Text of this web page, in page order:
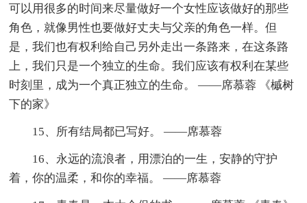
可以用很多的时间来尽量做好一个女性应该做好的那些
角色，就像男性也要做好丈夫与父亲的角色一样。但
是，我们也有权利给自己另外走出一条路来，在这条路
上，我们只是一个独立的生命。我们应该有权利在某些
时刻里，成为一个真正独立的生命。 ——席慕蓉 《槭树
下的家》
15、所有结局都已写好。 ——席慕蓉
16、永远的流浪者，用漂泊的一生，安静的守护
着，你的温柔，和你的幸福。 ——席慕蓉